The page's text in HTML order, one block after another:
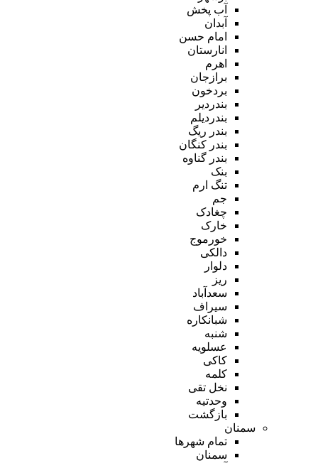
آب پخش
آبدان
امام حسن
انارستان
اهرم
برازجان
بردخون
بندردیر
بندردیلم
بندر ریگ
بندر کنگان
بندر گناوه
بنک
تنگ ارم
جم
چغادک
خارک
خورموج
دالکی
دلوار
ریز
سعدآباد
سیراف
شبانکاره
شنبه
عسلویه
کاکی
کلمه
نخل تقی
وحدتیه
بازگشت
سمنان
تمام شهر‌ها
سمنان